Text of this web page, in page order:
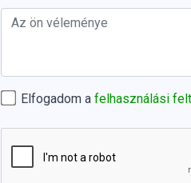
Elfogadom a felhasználási